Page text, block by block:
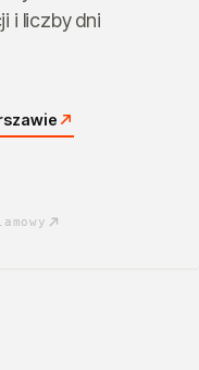
i liczby dni